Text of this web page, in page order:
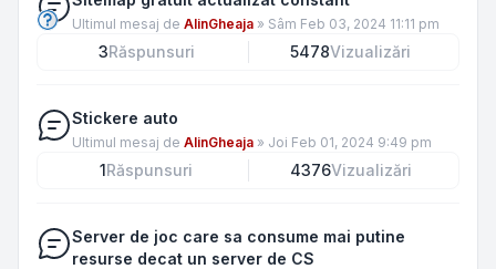
Ultimul mesaj de AlinGheaja » Sâm Feb 03, 2024 11:11 pm
3Răspunsuri 5478Vizualizări
Stickere auto
Ultimul mesaj de AlinGheaja » Joi Feb 01, 2024 9:49 pm
1Răspunsuri 4376Vizualizări
Server de joc care sa consume mai putine
resurse decat un server de CS